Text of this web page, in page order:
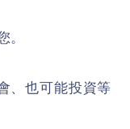
。
、也可能投資等